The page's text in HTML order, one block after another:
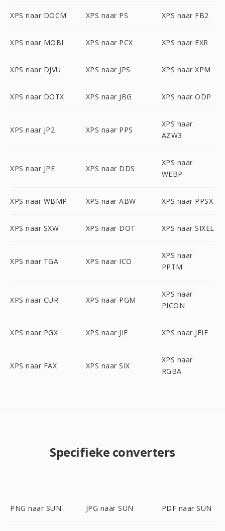
XPS naar DOCM XPS naar PS XPS naar FB2
XPS naar MOBI XPS naar PCX XPS naar EXR
XPS naar DJVU XPS naar JPS XPS naar XPM
XPS naar DOTX XPS naar JBG XPS naar ODP
XPS naar JP2 XPS naar PPS
XPS naar
AZW3
XPS naar JPE XPS naar DDS
XPS naar
WEBP
XPS naar WBMP XPS naar ABW XPS naar PPSX
XPS naar SXW XPS naar DOT XPS naar SIXEL
XPS naar TGA XPS naar ICO
XPS naar
PPTM
XPS naar CUR XPS naar PGM
XPS naar
PICON
XPS naar PGX XPS naar JIF XPS naar JFIF
XPS naar FAX XPS naar SIX
XPS naar
RGBA
Specifieke converters
PNG naar SUN JPG naar SUN PDF naar SUN